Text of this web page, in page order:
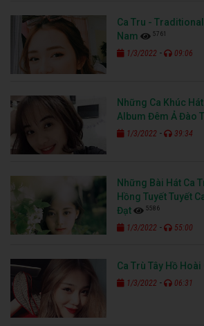
Ca Tru -
Nam
5761
1/3/2022 - 09:06
Những Ca Khúc
Album Đêm Ả Đào
1/3/2022 - 39:34
Những Bài Hát Ca
Hồng Tuyết Tuyết
Đạt
5586
1/3/2022 - 55:00
Ca Trù Tây Hồ Hoài
1/3/2022 - 06:31